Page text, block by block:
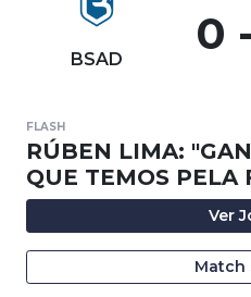
BSAD 0
FLASH
RÚBEN LIMA:
QUE TEMOS PELA
Ver
Match